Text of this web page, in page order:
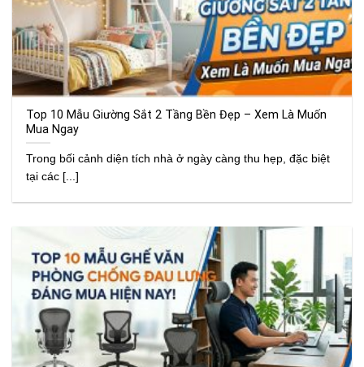
Top 10 Mẫu Giường Sắt 2 Tầng Bền Đẹp – Xem Là Muốn
Mua Ngay
Trong bối cảnh diện tích nhà ở ngày càng thu hẹp, đặc biệt
tại các [...]